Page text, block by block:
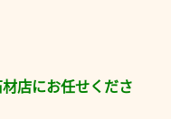
店にお任せくださ